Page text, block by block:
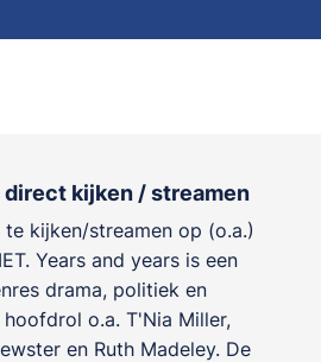
direct kijken / streamen
te kijken/streamen op (o.a.)
Years and years is een
drama, politiek en
o.a. T'Nia Miller,
en Ruth Madeley. De